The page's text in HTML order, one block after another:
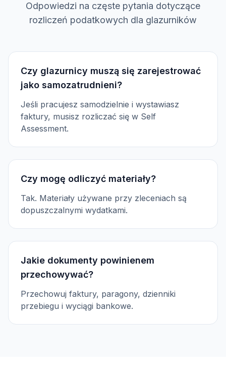
Odpowiedzi na częste pytania dotyczące
rozliczeń podatkowych dla glazurników
Czy glazurnicy muszą się zarejestrować
jako samozatrudnieni?
Jeśli pracujesz samodzielnie i wystawiasz
faktury, musisz rozliczać się w Self
Assessment.
Czy mogę odliczyć materiały?
Tak. Materiały używane przy zleceniach są
dopuszczalnymi wydatkami.
Jakie dokumenty powinienem
przechowywać?
Przechowuj faktury, paragony, dzienniki
przebiegu i wyciągi bankowe.